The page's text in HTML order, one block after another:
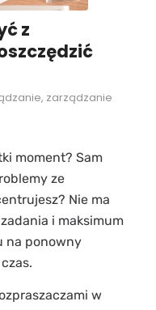
z
, zarządzanie
moment? Sam
ze
Nie ma
i maksimum
na ponowny
w